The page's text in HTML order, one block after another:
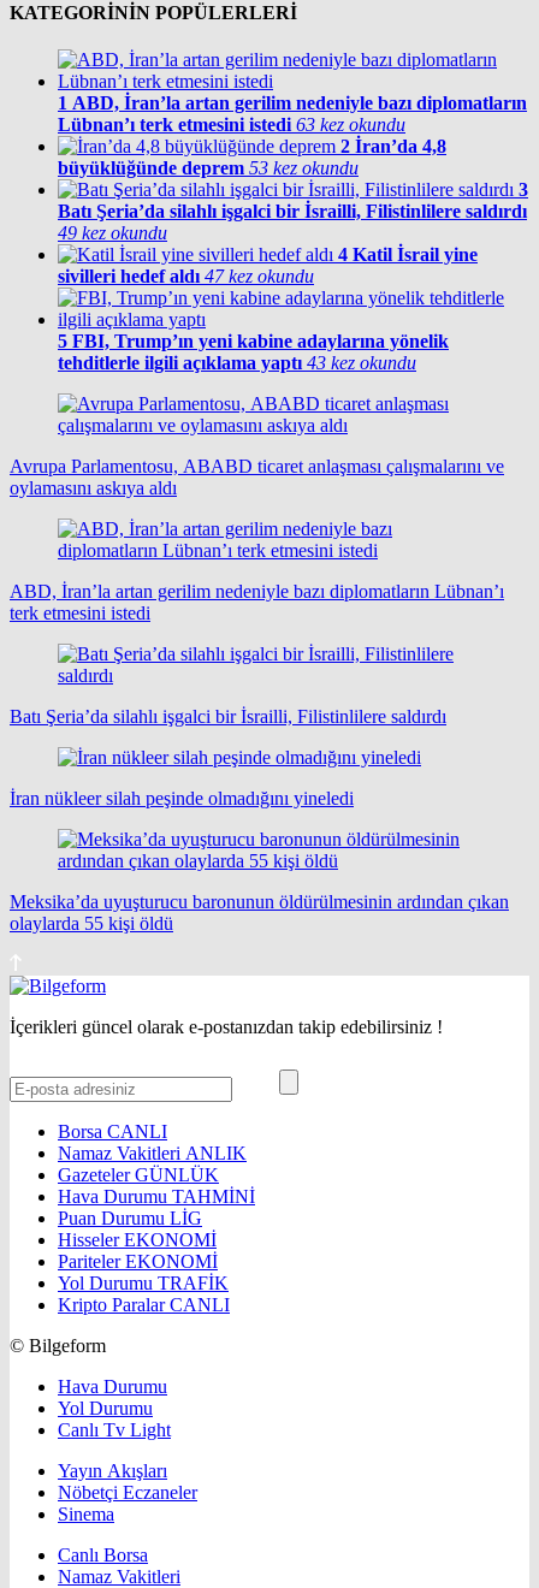
KATEGORİNİN POPÜLERLERİ
1 ABD, İran’la artan gerilim nedeniyle bazı diplomatların
Lübnan’ı terk etmesini istedi 63 kez okundu
2 İran’da 4,8
büyüklüğünde deprem 53 kez okundu
3
Batı Şeria’da silahlı işgalci bir İsrailli, Filistinlilere saldırdı
49 kez okundu
4 Katil İsrail yine
sivilleri hedef aldı 47 kez okundu
5 FBI, Trump’ın yeni kabine adaylarına yönelik
tehditlerle ilgili açıklama yaptı 43 kez okundu
Avrupa Parlamentosu, ABABD ticaret anlaşması çalışmalarını ve
oylamasını askıya aldı
ABD, İran’la artan gerilim nedeniyle bazı diplomatların Lübnan’ı
terk etmesini istedi
Batı Şeria’da silahlı işgalci bir İsrailli, Filistinlilere saldırdı
İran nükleer silah peşinde olmadığını yineledi
Meksika’da uyuşturucu baronunun öldürülmesinin ardından çıkan
olaylarda 55 kişi öldü
İçerikleri güncel olarak e-postanızdan takip edebilirsiniz !
Borsa CANLI
Namaz Vakitleri ANLIK
GazetelerGÜNLÜK
Hava Durumu TAHMİNİ
Puan Durumu LİG
HisselerEKONOMİ
ParitelerEKONOMİ
Yol Durumu TRAFİK
Kripto ParalarCANLI
© Bilgeform
Hava Durumu
Yol Durumu
Canlı Tv Light
Yayın Akışları
Nöbetçi Eczaneler
Sinema
Canlı Borsa
Namaz Vakitleri